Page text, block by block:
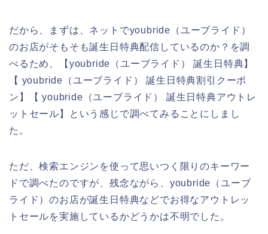
だから、まずは、ネットでyoubride（ユーブライド）
のお店がそもそも誕生日特典配信しているのか？を調
べるため、【youbride（ユーブライド） 誕生日特典】
【 youbride（ユーブライド） 誕生日特典割引クーポ
ン】【 youbride（ユーブライド） 誕生日特典アウトレ
ットセール】という感じで調べてみることにしまし
た。
ただ、検索エンジンを使って思いつく限りのキーワー
ドで調べたのですが、残念ながら、youbride（ユーブ
ライド）のお店が誕生日特典などでお得なアウトレッ
トセールを実施しているかどうかは不明でした。